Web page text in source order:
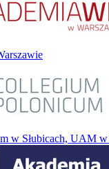
w Słubicach, UAM w